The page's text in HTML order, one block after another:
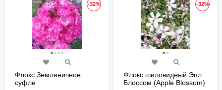
-32%
Флокс Земляничное
суфле
-32%
Флокс шиловидный Эпл
Блоссом (Apple Blossom)